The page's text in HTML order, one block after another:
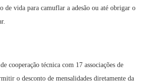
de vida para camuflar a adesão ou até obrigar o
cooperação técnica com 17 associações de
o desconto de mensalidades diretamente da